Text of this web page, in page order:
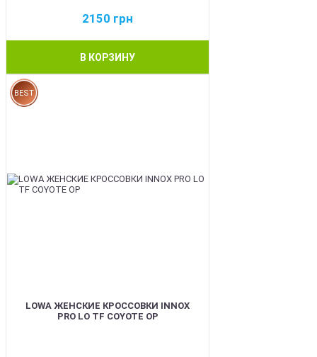
2150 грн
В КОРЗИНУ
BEST
LOWA ЖЕНСКИЕ КРОССОВКИ INNOX
PRO LO TF COYOTE OP